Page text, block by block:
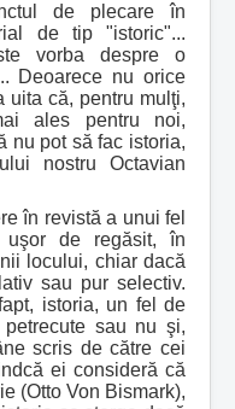
de plecare în
de tip "istoric"...
vorba despre o
Deoarece nu orice
uita că, pentru mulţi,
ales pentru noi,
nu pot să fac istoria,
nostru Octavian
în revistă a unui fel
de regăsit, în
locului, chiar dacă
sau pur selectiv.
istoria, un fel de
sau nu şi,
scris de către cei
ei consideră că
(Otto Von Bismark),